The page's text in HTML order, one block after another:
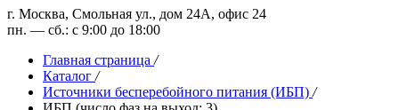
г. Москва, Смольная ул., дом 24А, офис 24
пн. — сб.: с 9:00 до 18:00
Главная страница /
Каталог /
Источники бесперебойного питания (ИБП) /